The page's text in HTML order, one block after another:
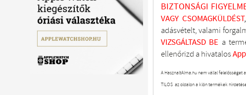
BIZTONSÁGI
VAGY CSOMAGKÜLDÉST,
adásvételt, valami
VIZSGÁLTASD BE a
ellenőrizd a hivatalos
A HasznaltAlma.hu nem vállal felelősséget
TILOS az oldalon a klón termékek